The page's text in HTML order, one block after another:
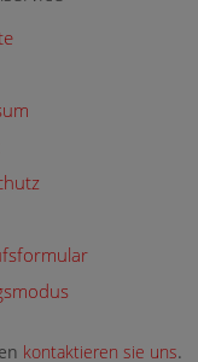
kontaktieren sie uns.